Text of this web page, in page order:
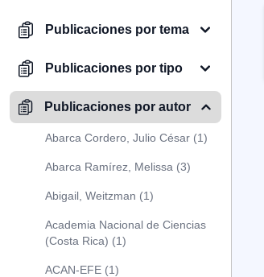
Publicaciones por tema
Publicaciones por tipo
Publicaciones por autor
Abarca Cordero, Julio César (1)
Abarca Ramírez, Melissa (3)
Abigail, Weitzman (1)
Academia Nacional de Ciencias
(Costa Rica) (1)
ACAN-EFE (1)